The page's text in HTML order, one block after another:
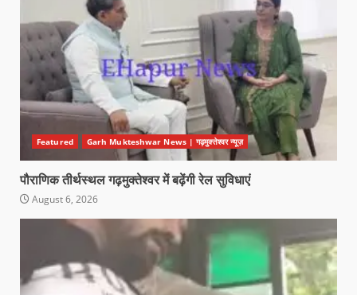
Featured Garh Mukteshwar News | गढ़मुक्तेश्वर न्यूज़
पौराणिक तीर्थस्थल गढ़मुक्तेश्वर में बढ़ेंगी रेल सुविधाएं
August 6, 2026